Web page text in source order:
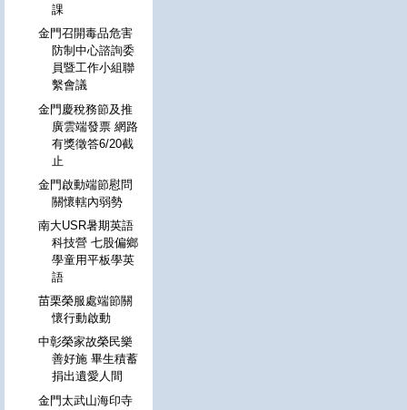
課
金門召開毒品危害
防制中心諮詢委
員暨工作小組聯
繫會議
金門慶稅務節及推
廣雲端發票 網路
有獎徵答6/20截
止
金門啟動端節慰問
關懷轄內弱勢
南大USR暑期英語
科技營 七股偏鄉
學童用平板學英
語
苗栗榮服處端節關
懷行動啟動
中彰榮家故榮民樂
善好施 畢生積蓄
捐出遺愛人間
金門太武山海印寺